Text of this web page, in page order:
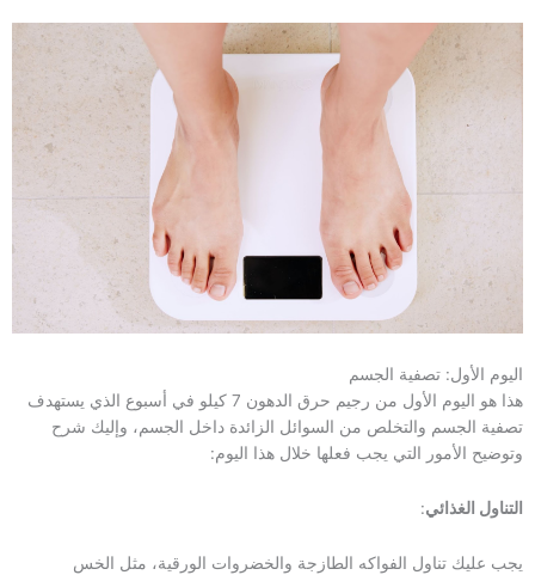
اليوم الأول: تصفية الجسم
هذا هو اليوم الأول من رجيم حرق الدهون 7 كيلو في أسبوع الذي يستهدف
تصفية الجسم والتخلص من السوائل الزائدة داخل الجسم، وإليك شرح
وتوضيح الأمور التي يجب فعلها خلال هذا اليوم:
التناول الغذائي:
يجب عليك تناول الفواكه الطازجة والخضروات الورقية، مثل الخس